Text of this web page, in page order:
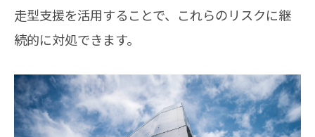
走型支援を活用することで、これらのリスクに継
続的に対処できます。